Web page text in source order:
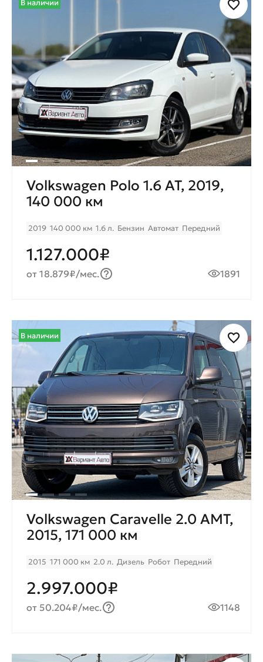
В наличии
Volkswagen Polo 1.6 AT, 2019,
140 000 км
2019 140 000 км 1.6 л. Бензин Автомат Передний
1.127.000₽
от 18.879₽/мес. 1891
В наличии
Volkswagen Caravelle 2.0 AMT,
2015, 171 000 км
2015 171 000 км 2.0 л. Дизель Робот Передний
2.997.000₽
от 50.204₽/мес. 1148